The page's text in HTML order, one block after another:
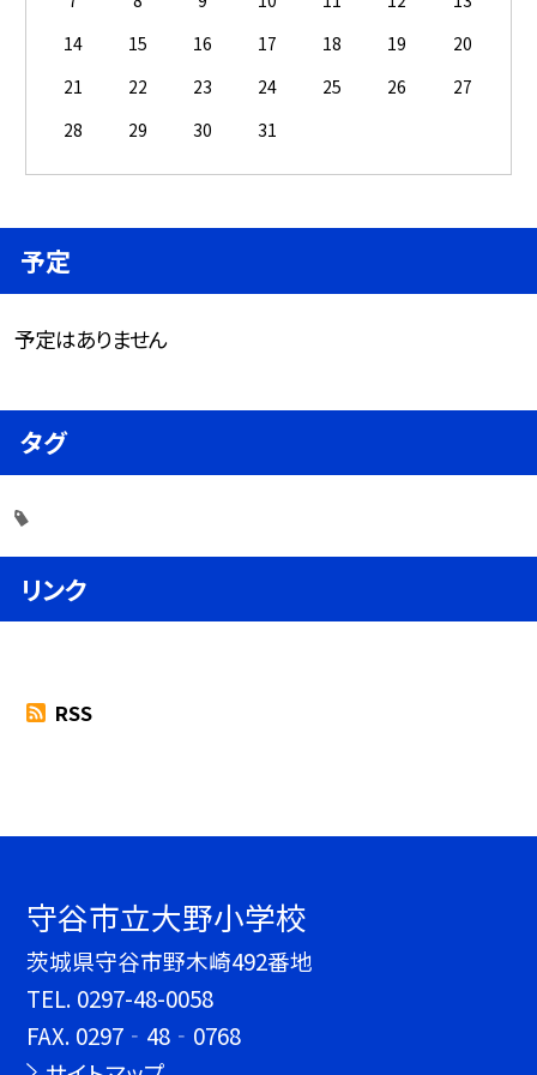
14
15 16 17 18 19
20
21
22 23 24 25 26
27
28
29 30 31
予定
予定はありません
タグ
リンク
RSS
守谷市立大野小学校
茨城県守谷市野木崎492番地
TEL. 0297-48-0058
FAX. 0297‐48‐0768